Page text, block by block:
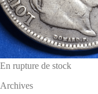
En rupture de stock
Archives